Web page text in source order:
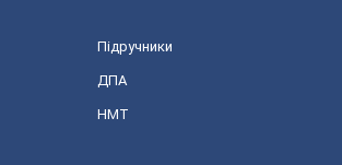
Підручники
ДПА
НМТ